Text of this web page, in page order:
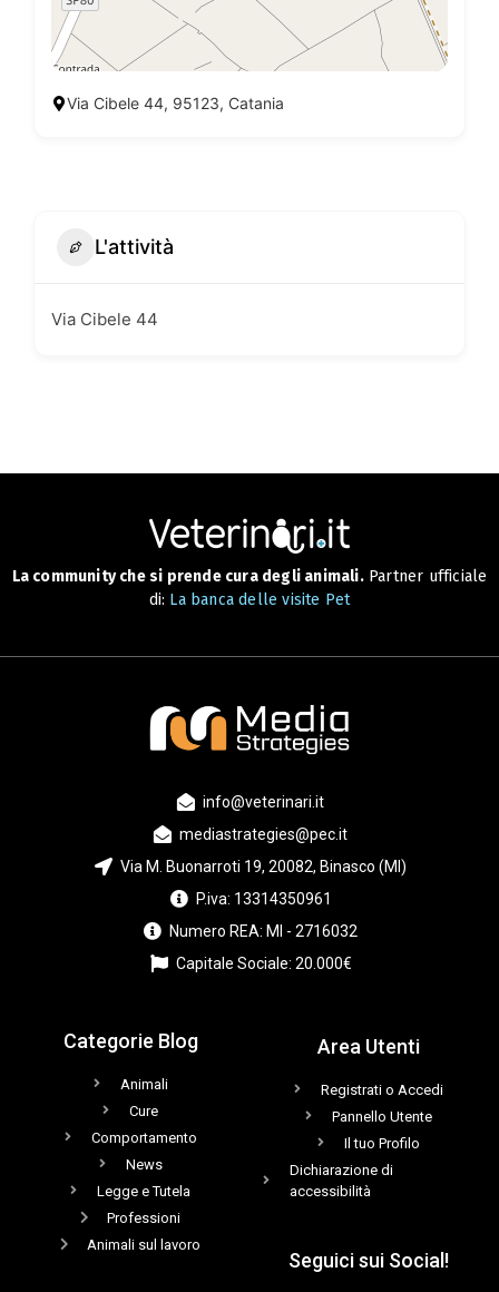
Via Cibele 44, 95123, Catania
L'attività
Via Cibele 44
La community che si prende cura degli animali.Partner ufficiale
di: La banca delle visite Pet
info@veterinari.it
mediastrategies@pec.it
Via M. Buonarroti 19, 20082, Binasco (MI)
P.iva: 13314350961
Numero REA: MI - 2716032
Capitale Sociale: 20.000€
Categorie Blog
Animali
Cure
Comportamento
News
Legge e Tutela
Professioni
Animali sul lavoro
Area Utenti
Registrati o Accedi
Pannello Utente
Il tuo Profilo
Dichiarazione di
accessibilità
Seguici sui Social!